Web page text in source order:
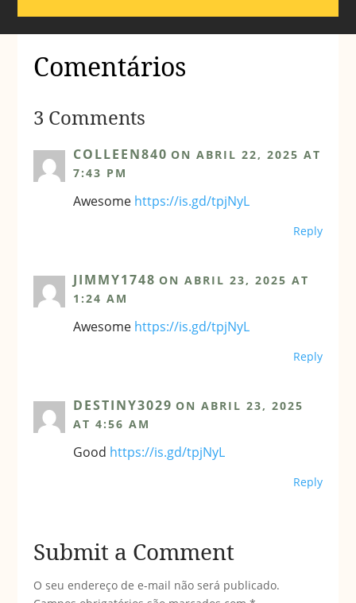
Comentários
3 Comments
COLLEEN840 ON ABRIL 22, 2025 AT
7:43 PM
Awesome https://is.gd/tpjNyL
Reply
JIMMY1748 ON ABRIL 23, 2025 AT
1:24 AM
Awesome https://is.gd/tpjNyL
Reply
DESTINY3029 ON ABRIL 23, 2025
AT 4:56 AM
Good https://is.gd/tpjNyL
Reply
Submit a Comment
O seu endereço de e-mail não será publicado.